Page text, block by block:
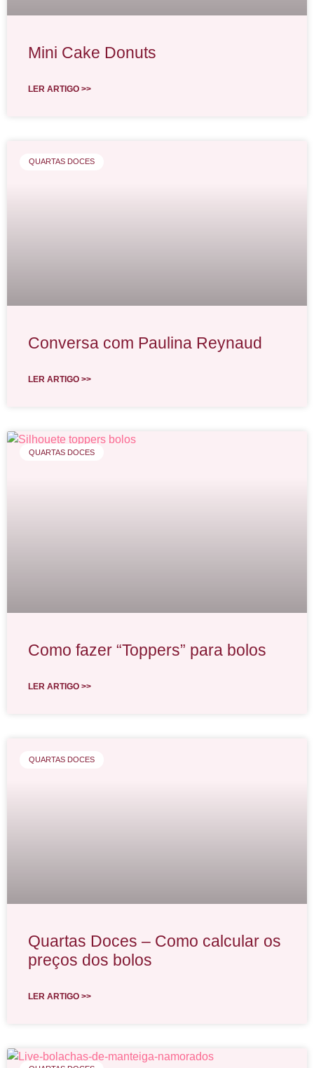
Mini Cake Donuts
LER ARTIGO >>
QUARTAS DOCES
Conversa com Paulina Reynaud
LER ARTIGO >>
QUARTAS DOCES
Como fazer “Toppers” para bolos
LER ARTIGO >>
QUARTAS DOCES
Quartas Doces – Como calcular os
preços dos bolos
LER ARTIGO >>